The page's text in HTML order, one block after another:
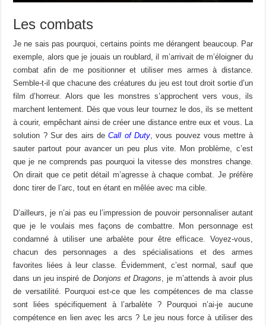
Les combats
Je ne sais pas pourquoi, certains points me dérangent beaucoup. Par
exemple, alors que je jouais un roublard, il m’arrivait de m’éloigner du
combat afin de me positionner et utiliser mes armes à distance.
Semble-t-il que chacune des créatures du jeu est tout droit sortie d’un
film d’horreur. Alors que les monstres s’approchent vers vous, ils
marchent lentement. Dès que vous leur tournez le dos, ils se mettent
à courir, empêchant ainsi de créer une distance entre eux et vous. La
solution ? Sur des airs deCall of Duty , vous pouvez vous mettre à
sauter partout pour avancer un peu plus vite. Mon problème, c’est
que je ne comprends pas pourquoi la vitesse des monstres change.
On dirait que ce petit détail m’agresse à chaque combat. Je préfère
donc tirer de l’arc, tout en étant en mêlée avec ma cible.
D’ailleurs, je n’ai pas eu l’impression de pouvoir personnaliser autant
que je le voulais mes façons de combattre. Mon personnage est
condamné à utiliser une arbalète pour être efficace. Voyez-vous,
chacun des personnages a des spécialisations et des armes
favorites liées à leur classe. Évidemment, c’est normal, sauf que
dans un jeu inspiré de Donjons et Dragons , je m’attends à avoir plus
de versatilité. Pourquoi est-ce que les compétences de ma classe
sont liées spécifiquement à l’arbalète ? Pourquoi n’ai-je aucune
compétence en lien avec les arcs ? Le jeu nous force à utiliser des